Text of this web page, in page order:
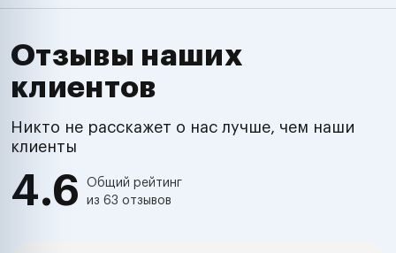
Отзывы наших
клиентов
Никто не расскажет о нас лучше, чем наши
клиенты
4.6
Общий рейтинг
из 63 отзывов